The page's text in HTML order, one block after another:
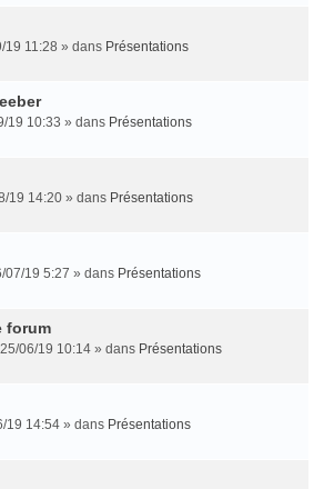
19 11:28 » dans Présentations
19 10:33 » dans Présentations
19 14:20 » dans Présentations
07/19 5:27 » dans Présentations
forum
06/19 10:14 » dans Présentations
19 14:54 » dans Présentations